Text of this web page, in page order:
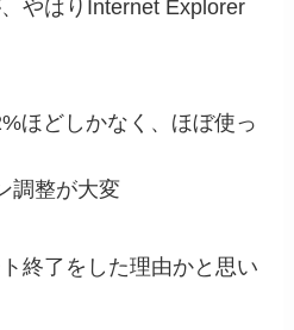
やはりInternet Explorer
ほどしかなく、ほぼ使っ
調整が大変
終了をした理由かと思い